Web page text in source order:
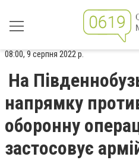
08:00, 9 серпня 2022 р.
На
напрямку
оборонну
застосовує